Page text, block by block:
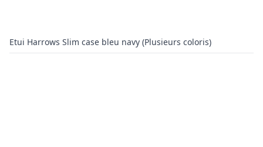
Etui Harrows Slim case bleu navy (Plusieurs coloris)